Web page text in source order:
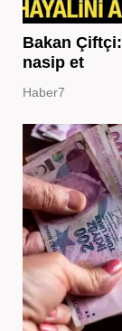
Bakan
nasip et
Haber7